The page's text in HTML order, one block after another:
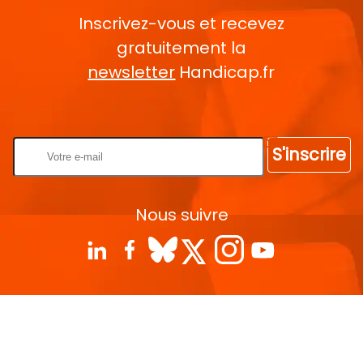
Inscrivez-vous et recevez
gratuitement la
newsletter Handicap.fr
S'inscrire
Nous suivre